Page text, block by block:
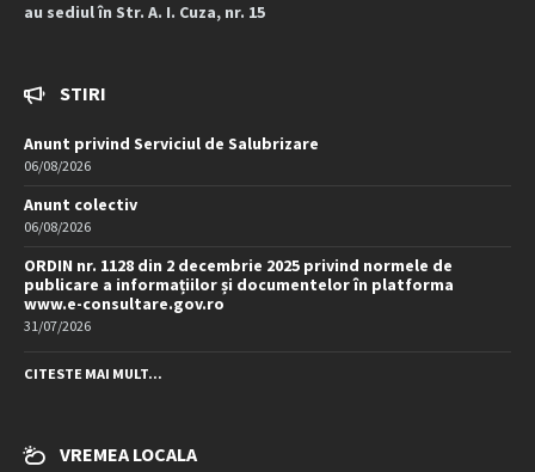
au sediul în Str. A. I. Cuza, nr. 15
STIRI
Anunt privind Serviciul de Salubrizare
06/08/2026
Anunt colectiv
06/08/2026
ORDIN nr. 1128 din 2 decembrie 2025 privind normele de
publicare a informațiilor și documentelor în platforma
www.e-consultare.gov.ro
31/07/2026
CITESTE MAI MULT...
VREMEA LOCALA